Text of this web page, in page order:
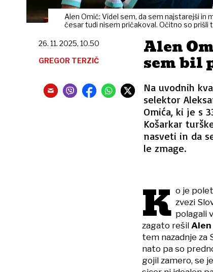
Alen Omić: Videl sem, da sem najstarejši in
česar tudi nisem pričakoval. Očitno so prišli
Alen
sem bil
Na uvodnih
selektor
Omića, ki je s
Košarkar
nasveti in da
le zmage.
26. 11. 2025, 10.50
GREGOR TERZIČ
K o je
zvezi
polagali
zagato rešil Alen
tem nazadnje za
nato pa so
gojil zamero, se